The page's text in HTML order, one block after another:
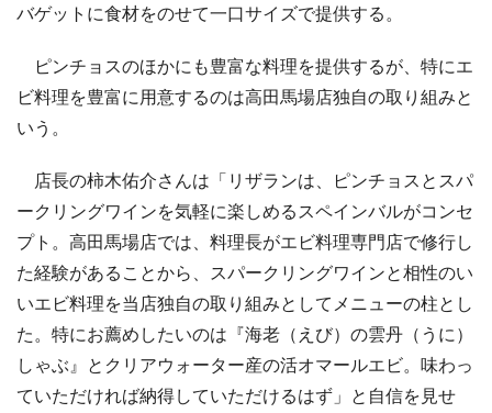
バゲットに食材をのせて一口サイズで提供する。
ピンチョスのほかにも豊富な料理を提供するが、特にエ
ビ料理を豊富に用意するのは高田馬場店独自の取り組みと
いう。
店長の柿木佑介さんは「リザランは、ピンチョスとスパ
ークリングワインを気軽に楽しめるスペインバルがコンセ
プト。高田馬場店では、料理長がエビ料理専門店で修行し
た経験があることから、スパークリングワインと相性のい
いエビ料理を当店独自の取り組みとしてメニューの柱とし
た。特にお薦めしたいのは『海老（えび）の雲丹（うに）
しゃぶ』とクリアウォーター産の活オマールエビ。味わっ
ていただければ納得していただけるはず」と自信を見せ